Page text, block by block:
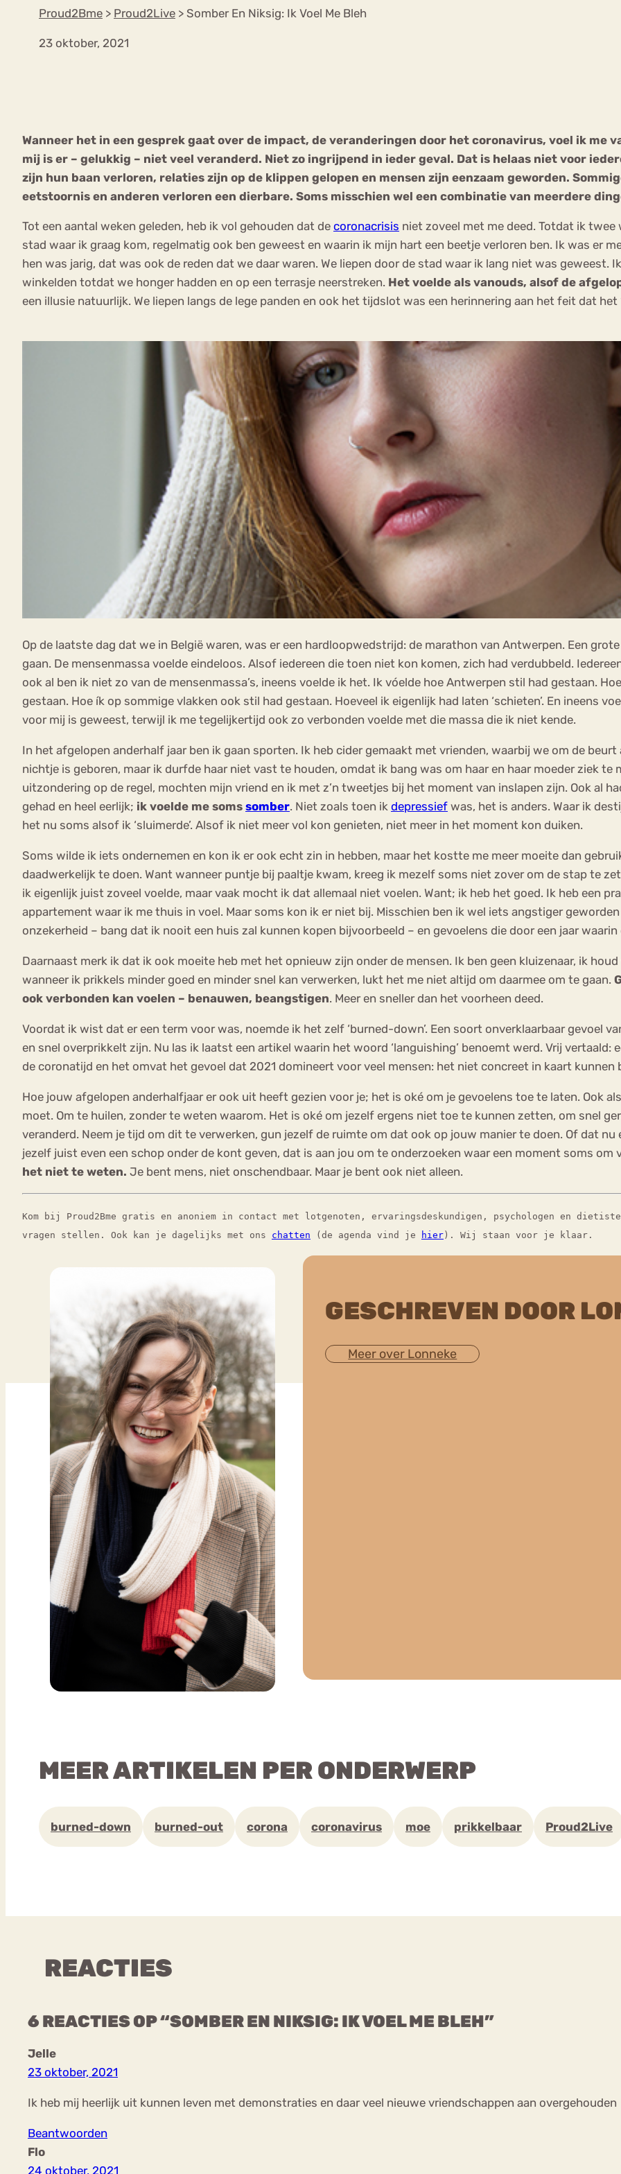
Proud2Bme > Proud2Live > Somber En Niksig: Ik Voel Me Bleh
23 oktober, 2021
Wanneer het in een gesprek gaat over de impact, de veranderingen door het coronavirus, voel ik me
mij is er – gelukkig – niet veel veranderd. Niet zo ingrijpend in ieder geval. Dat is helaas niet voor
zijn hun baan verloren, relaties zijn op de klippen gelopen en mensen zijn eenzaam geworden.
eetstoornis en anderen verloren een dierbare. Soms misschien wel een combinatie van meerdere
Tot een aantal weken geleden, heb ik vol gehouden dat de coronacrisis niet zoveel met me deed. Totdat ik twee
stad waar ik graag kom, regelmatig ook ben geweest en waarin ik mijn hart een beetje verloren ben. Ik was er
hen was jarig, dat was ook de reden dat we daar waren. We liepen door de stad waar ik lang niet was geweest.
winkelden totdat we honger hadden en op een terrasje neerstreken. Het voelde als vanouds, alsof de
een illusie natuurlijk. We liepen langs de lege panden en ook het tijdslot was een herinnering aan het feit dat het
Op de laatste dag dat we in België waren, was er een hardloopwedstrijd: de marathon van Antwerpen. Een
gaan. De mensenmassa voelde eindeloos. Alsof iedereen die toen niet kon komen, zich had verdubbeld.
ook al ben ik niet zo van de mensenmassa’s, ineens voelde ik het. Ik vóelde hoe Antwerpen stil had gestaan.
gestaan. Hoe ík op sommige vlakken ook stil had gestaan. Hoeveel ik eigenlijk had laten ‘schieten’. En ineens
voor mij is geweest, terwijl ik me tegelijkertijd ook zo verbonden voelde met die massa die ik niet kende.
In het afgelopen anderhalf jaar ben ik gaan sporten. Ik heb cider gemaakt met vrienden, waarbij we om de
nichtje is geboren, maar ik durfde haar niet vast te houden, omdat ik bang was om haar en haar moeder ziek te
uitzondering op de regel, mochten mijn vriend en ik met z’n tweetjes bij het moment van inslapen zijn. Ook al
gehad en heel eerlijk; ik voelde me soms somber. Niet zoals toen ik depressief was, het is anders. Waar ik
het nu soms alsof ik ‘sluimerde’. Alsof ik niet meer vol kon genieten, niet meer in het moment kon duiken.
Soms wilde ik iets ondernemen en kon ik er ook echt zin in hebben, maar het kostte me meer moeite dan
daadwerkelijk te doen. Want wanneer puntje bij paaltje kwam, kreeg ik mezelf soms niet zover om de stap te
ik eigenlijk juist zoveel voelde, maar vaak mocht ik dat allemaal niet voelen. Want; ik heb het goed. Ik heb een
appartement waar ik me thuis in voel. Maar soms kon ik er niet bij. Misschien ben ik wel iets angstiger
onzekerheid – bang dat ik nooit een huis zal kunnen kopen bijvoorbeeld – en gevoelens die door een jaar
Daarnaast merk ik dat ik ook moeite heb met het opnieuw zijn onder de mensen. Ik ben geen kluizenaar, ik
wanneer ik prikkels minder goed en minder snel kan verwerken, lukt het me niet altijd om daarmee om te gaan.
ook verbonden kan voelen – benauwen, beangstigen. Meer en sneller dan het voorheen deed.
Voordat ik wist dat er een term voor was, noemde ik het zelf ‘burned-down’. Een soort onverklaarbaar gevoel van
en snel overprikkelt zijn. Nu las ik laatst een artikel waarin het woord ‘languishing’ benoemt werd. Vrij vertaald:
de coronatijd en het omvat het gevoel dat 2021 domineert voor veel mensen: het niet concreet in kaart kunnen
Hoe jouw afgelopen anderhalfjaar er ook uit heeft gezien voor je; het is oké om je gevoelens toe te laten. Ook
moet. Om te huilen, zonder te weten waarom. Het is oké om jezelf ergens niet toe te kunnen zetten, om snel
veranderd. Neem je tijd om dit te verwerken, gun jezelf de ruimte om dat ook op jouw manier te doen. Of dat
jezelf juist even een schop onder de kont geven, dat is aan jou om te onderzoeken waar een moment soms om
het niet te weten. Je bent mens, niet onschendbaar. Maar je bent ook niet alleen.
Kom bij Proud2Bme gratis en anoniem in contact met lotgenoten, ervaringsdeskundigen, psychologen en
vragen stellen. Ook kan je dagelijks met ons chatten (de agenda vind je hier ). Wij staan voor je klaar.
GESCHREVEN DOOR
Meer over Lonneke
MEER ARTIKELEN PER ONDERWERP
burned-down burned-out corona coronavirus moe prikkelbaar Proud2Live
REACTIES
6 REACTIES OP “SOMBER EN NIKSIG: IK VOEL ME BLEH”
Jelle
23 oktober, 2021
Ik heb mij heerlijk uit kunnen leven met demonstraties en daar veel nieuwe vriendschappen aan overgehouden
Beantwoorden
Flo
24 oktober, 2021
Orthorexia
Afvallen Angst